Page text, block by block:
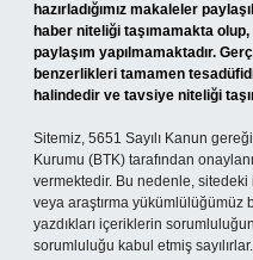
hazırladığımız makaleler
haber niteliği taşımamakta
paylaşım yapılmamaktadır.
benzerlikleri tamamen
halindedir ve tavsiye niteliği
Sitemiz, 5651 Sayılı Kanun
Kurumu (BTK) tarafından
vermektedir. Bu nedenle,
veya araştırma yükümlülüğümüz
yazdıkları içeriklerin
sorumluluğu kabul etmiş sayılırlar.